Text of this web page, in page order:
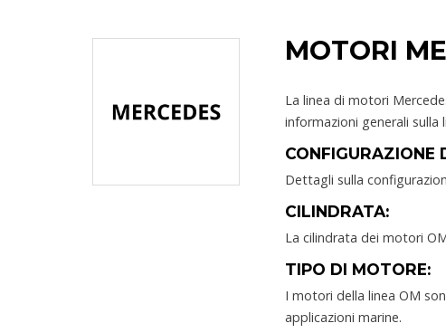
MOTORI
La linea di motori
informazioni generali sulla
CONFIGURAZIONE
Dettagli sulla
CILINDRATA:
La cilindrata dei motori
TIPO DI MOTORE:
I motori della linea OM
applicazioni marine.